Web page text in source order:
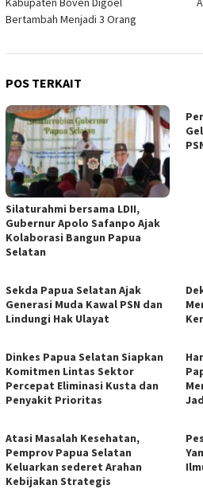
Bertambah Menjadi 3 Orang
POS TERKAIT
Silaturahmi bersama LDII,
Gubernur Apolo Safanpo Ajak
Kolaborasi Bangun Papua
Selatan
Sekda Papua Selatan Ajak
Generasi Muda Kawal PSN dan
Lindungi Hak Ulayat
Dinkes Papua Selatan Siapkan
Komitmen Lintas Sektor
Percepat Eliminasi Kusta dan
Penyakit Prioritas
Atasi Masalah Kesehatan,
Pemprov Papua Selatan
Keluarkan sederet Arahan
Kebijakan Strategis